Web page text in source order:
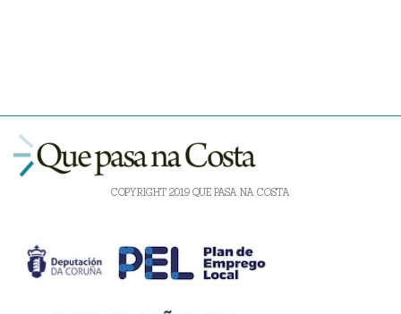
COPYRIGHT 2019 QUE PASA NA COSTA